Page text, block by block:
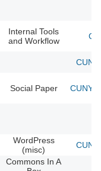
Internal Tools
and Workflow
Social Paper CUNY
WordPress
(misc)
Commons In A